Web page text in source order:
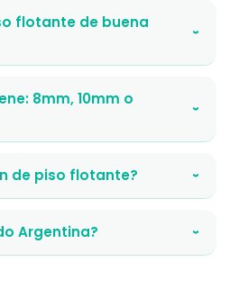
flotante de buena
›
8mm, 10mm o
›
de piso flotante? ›
Argentina? ›